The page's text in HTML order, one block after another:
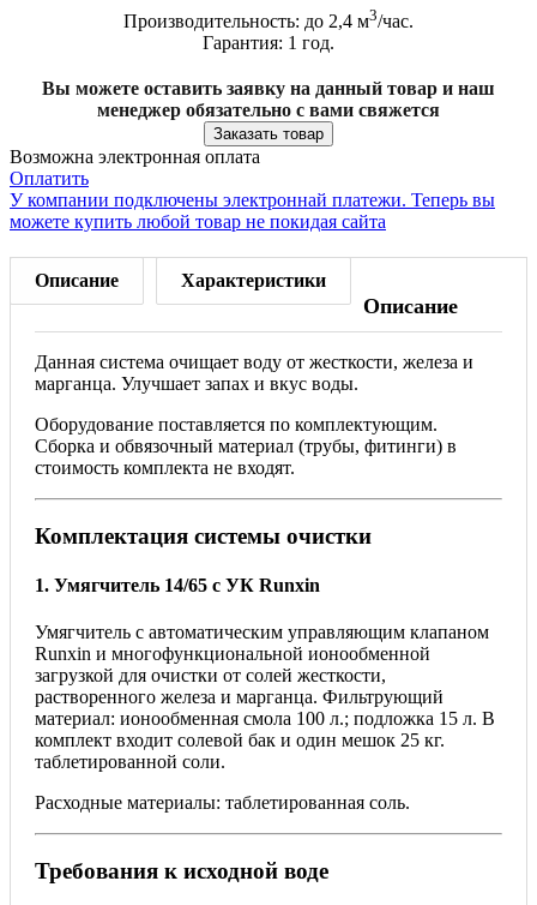
Производительность: до 2,4 м3/час.
Гарантия: 1 год.
Вы можете оставить заявку на данный товар и наш
менеджер обязательно с вами свяжется
Заказать товар
Возможна электронная оплата
Оплатить
У компании подключены электроннай платежи. Теперь вы
можете купить любой товар не покидая сайта
Описание Характеристики
Описание
Данная система очищает воду от жесткости, железа и
марганца. Улучшает запах и вкус воды.
Оборудование поставляется по комплектующим.
Сборка и обвязочный материал (трубы, фитинги) в
стоимость комплекта не входят.
Комплектация системы очистки
1. Умягчитель 14/65 с УК Runxin
Умягчитель с автоматическим управляющим клапаном
Runxin и многофункциональной ионообменной
загрузкой для очистки от солей жесткости,
растворенного железа и марганца. Фильтрующий
материал: ионообменная смола 100 л.; подложка 15 л. В
комплект входит солевой бак и один мешок 25 кг.
таблетированной соли.
Расходные материалы: таблетированная соль.
Требования к исходной воде